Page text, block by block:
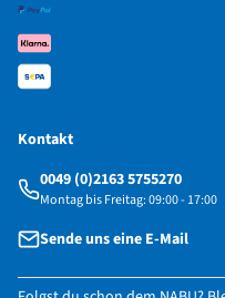
Kontakt
0049 (0)2163 5755270
Montag bis Freitag: 09:00 - 17:00
Sende uns eine E-Mail